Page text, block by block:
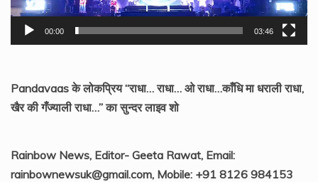
00:00 03:46
Pandavaas के लोकप्रिय “राधा… राधा… ओ राधा…काँधि मा धराली राधा,
खैर की गँज्याली राधा…” का सुन्दर लाइव शो
Rainbow News, Editor- Geeta Rawat, Email:
rainbownewsuk@gmail.com, Mobile: +91 8126 984153